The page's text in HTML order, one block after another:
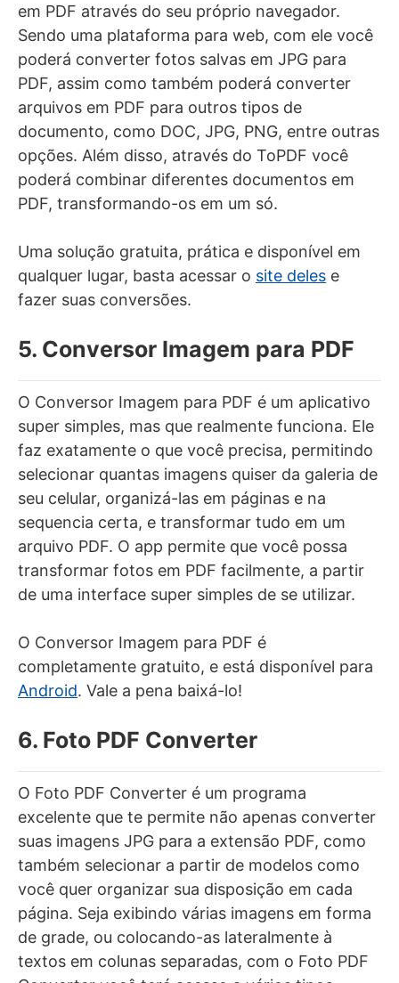
em PDF através do seu próprio navegador.
Sendo uma plataforma para web, com ele você
poderá converter fotos salvas em JPG para
PDF, assim como também poderá converter
arquivos em PDF para outros tipos de
documento, como DOC, JPG, PNG, entre outras
opções. Além disso, através do ToPDF você
poderá combinar diferentes documentos em
PDF, transformando-os em um só.
Uma solução gratuita, prática e disponível em
qualquer lugar, basta acessar o site deles e
fazer suas conversões.
5. Conversor Imagem para PDF
O Conversor Imagem para PDF é um aplicativo
super simples, mas que realmente funciona. Ele
faz exatamente o que você precisa, permitindo
selecionar quantas imagens quiser da galeria de
seu celular, organizá-las em páginas e na
sequencia certa, e transformar tudo em um
arquivo PDF. O app permite que você possa
transformar fotos em PDF facilmente, a partir
de uma interface super simples de se utilizar.
O Conversor Imagem para PDF é
completamente gratuito, e está disponível para
Android. Vale a pena baixá-lo!
6. Foto PDF Converter
O Foto PDF Converter é um programa
excelente que te permite não apenas converter
suas imagens JPG para a extensão PDF, como
também selecionar a partir de modelos como
você quer organizar sua disposição em cada
página. Seja exibindo várias imagens em forma
de grade, ou colocando-as lateralmente à
textos em colunas separadas, com o Foto PDF